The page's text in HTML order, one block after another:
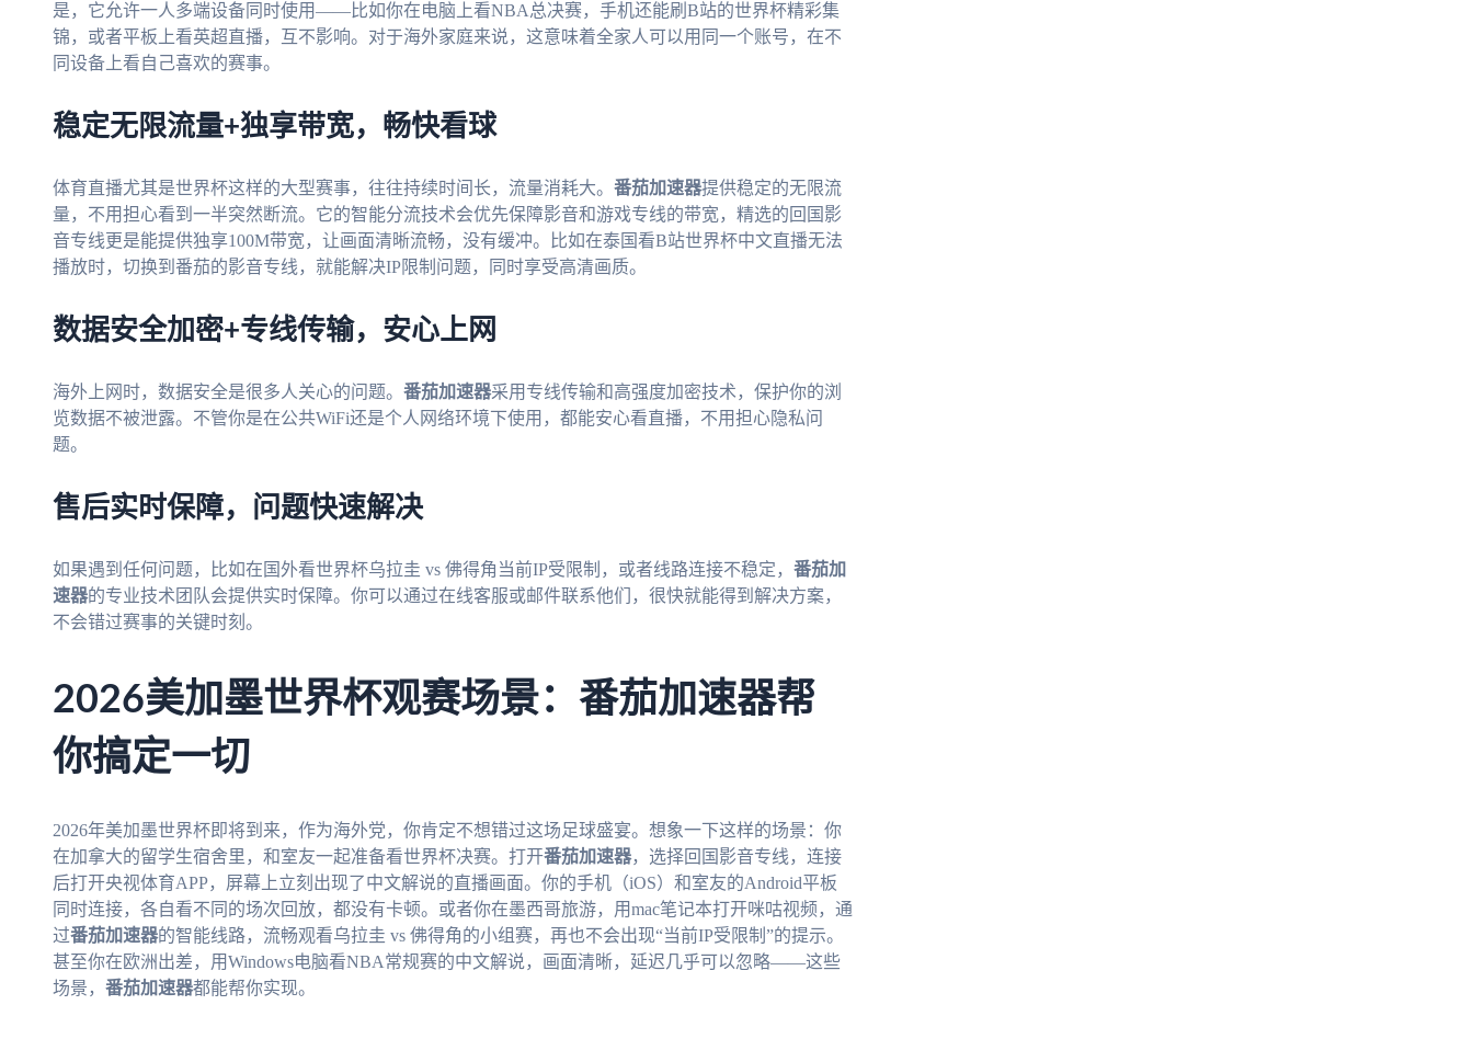
是，它允许一人多端设备同时使用——比如你在电脑上看NBA总决赛，手机还能刷B站的世界杯精彩集
锦，或者平板上看英超直播，互不影响。对于海外家庭来说，这意味着全家人可以用同一个账号，在不
同设备上看自己喜欢的赛事。
稳定无限流量+独享带宽，畅快看球
体育直播尤其是世界杯这样的大型赛事，往往持续时间长，流量消耗大。 番茄加速器提供稳定的无限流
量，不用担心看到一半突然断流。它的智能分流技术会优先保障影音和游戏专线的带宽，精选的回国影
音专线更是能提供独享100M带宽，让画面清晰流畅，没有缓冲。比如在泰国看B站世界杯中文直播无法
播放时，切换到番茄的影音专线，就能解决IP限制问题，同时享受高清画质。
数据安全加密+专线传输，安心上网
海外上网时，数据安全是很多人关心的问题。 番茄加速器采用专线传输和高强度加密技术，保护你的浏
览数据不被泄露。不管你是在公共WiFi还是个人网络环境下使用，都能安心看直播，不用担心隐私问
题。
售后实时保障，问题快速解决
如果遇到任何问题，比如在国外看世界杯乌拉圭 vs 佛得角当前IP受限制，或者线路连接不稳定， 番茄加
速器的专业技术团队会提供实时保障。你可以通过在线客服或邮件联系他们，很快就能得到解决方案，
不会错过赛事的关键时刻。
2026美加墨世界杯观赛场景：番茄加速器帮
你搞定一切
2026年美加墨世界杯即将到来，作为海外党，你肯定不想错过这场足球盛宴。想象一下这样的场景：你
在加拿大的留学生宿舍里，和室友一起准备看世界杯决赛。打开番茄加速器，选择回国影音专线，连接
后打开央视体育APP，屏幕上立刻出现了中文解说的直播画面。你的手机（iOS）和室友的Android平板
同时连接，各自看不同的场次回放，都没有卡顿。或者你在墨西哥旅游，用mac笔记本打开咪咕视频，通
过番茄加速器的智能线路，流畅观看乌拉圭 vs 佛得角的小组赛，再也不会出现“当前IP受限制”的提示。
甚至你在欧洲出差，用Windows电脑看NBA常规赛的中文解说，画面清晰，延迟几乎可以忽略——这些
场景， 番茄加速器都能帮你实现。